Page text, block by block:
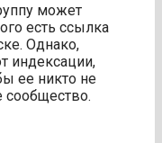
может
есть ссылка
Однако,
индексации,
ее никто не
сообщество.